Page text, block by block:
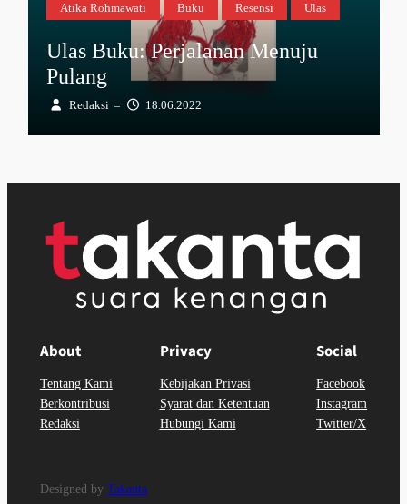
Atika Rohmawati Buku Resensi Ulas
Ulas Buku: Perjalanan Menuju
Pulang
Redaksi – 18.06.2022
About
Tentang Kami
Berkontribusi
Redaksi
Privacy
Kebijakan Privasi
Syarat dan Ketentuan
Hubungi Kami
Social
Facebook
Instagram
Twitter/X
Designed by Takanta